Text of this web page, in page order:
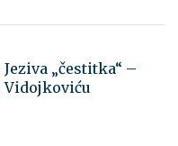
Jeziva „čestitka“ –